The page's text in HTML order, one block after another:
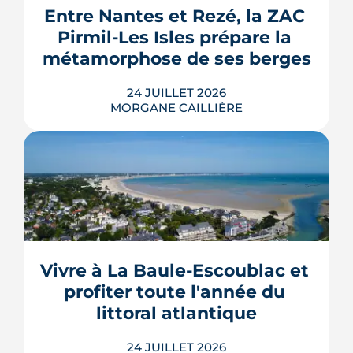
choix d appartement donnés en
fonction de mes besoins. Je
recommande sans hésiter.
fenêtres, VMC, chauffe-eau
thermodynamique, chauffage au bois
et solaire thermi...
Entre Nantes et Rezé, la ZAC
Pirmil-Les Isles prépare la
métamorphose de ses berges
24 JUILLET 2026
MORGANE CAILLIÈRE
Le projet de la ZAC Pirmil-Les Isles
déploie 3 300 logements neufs entre
Rezé et Nantes, dont 55 % attribués au
en Bail Réel Solidaire.
LIRE L'ARTICLE
Vivre à La Baule-Escoublac et
profiter toute l'année du
littoral atlantique
24 JUILLET 2026